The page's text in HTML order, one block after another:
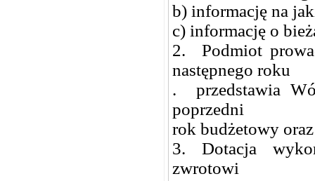
b) informację na
c) informację o
2. Podmiot
następnego roku
. przedstawia
poprzedni
rok budżetowy
3. Dotacja
zwrotowi